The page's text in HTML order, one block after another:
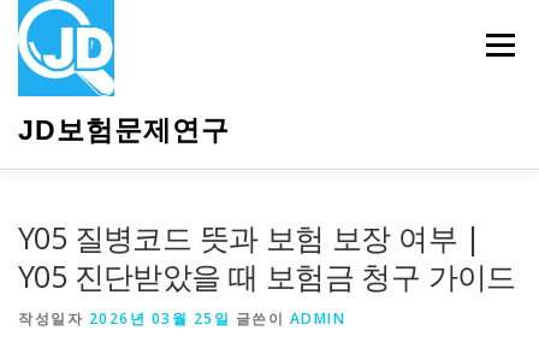
JD보험문제연구
메뉴
Y05 질병코드 뜻과 보험 보장 여부 |
Y05 진단받았을 때 보험금 청구 가이드
작성일자 2026년 03월 25일 글쓴이 ADMIN